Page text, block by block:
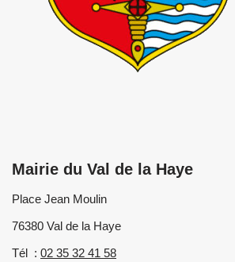
Mairie du Val de la Haye
Place Jean Moulin
76380 Val de la Haye
Tél : 02 35 32 41 58